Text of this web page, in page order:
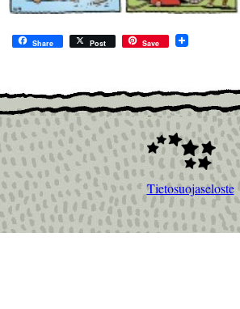
Share Post Save
Tietosuojaseloste